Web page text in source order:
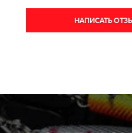
НАПИСАТЬ